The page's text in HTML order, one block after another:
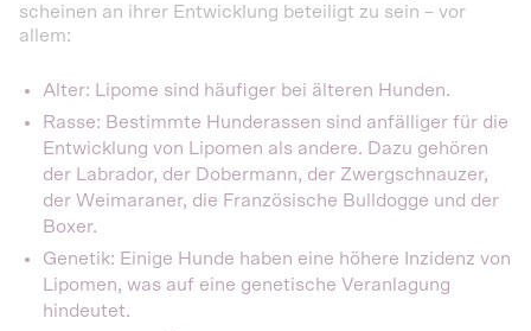
scheinen an ihrer Entwicklung beteiligt zu sein – vor
allem:
Alter: Lipome sind häufiger bei älteren Hunden.
Rasse: Bestimmte Hunderassen sind anfälliger für die
Entwicklung von Lipomen als andere. Dazu gehören
der Labrador, der Dobermann, der Zwergschnauzer,
der Weimaraner, die Französische Bulldogge und der
Boxer.
Genetik: Einige Hunde haben eine höhere Inzidenz von
Lipomen, was auf eine genetische Veranlagung
hindeutet.